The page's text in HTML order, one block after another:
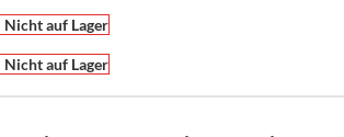
Nicht auf Lager
Nicht auf Lager